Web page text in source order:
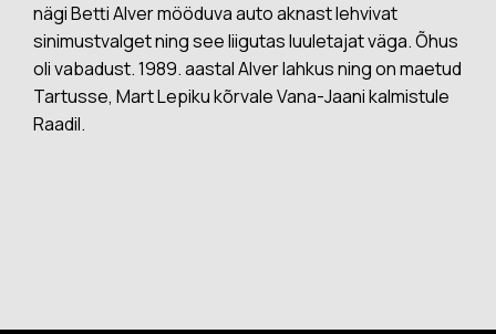
nägi Betti Alver mööduva auto aknast lehvivat
sinimustvalget ning see liigutas luuletajat väga. Õhus
oli vabadust. 1989. aastal Alver lahkus ning on maetud
Tartusse, Mart Lepiku kõrvale Vana-Jaani kalmistule
Raadil.